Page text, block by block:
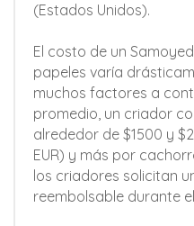
(Estados Unidos).
El costo de un
papeles varía
muchos factores a
promedio, un criador
alrededor de $1500 y
EUR) y más por
los criadores solicitan
reembolsable durante